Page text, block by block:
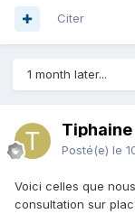
Citer
1 month later...
Tiphaine
Posté(e) le
Voici celles que
consultation sur